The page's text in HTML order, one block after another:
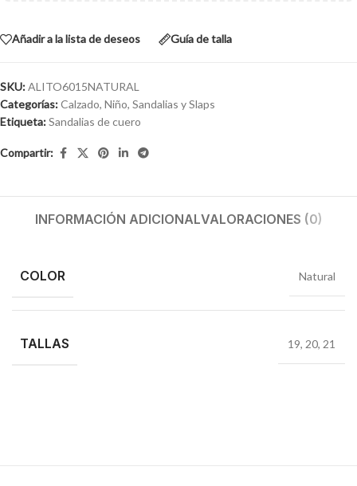
Añadir a la lista de deseos Guía de talla
SKU:ALITO6015NATURAL
Categorías:Calzado, Niño, Sandalias y Slaps
Etiqueta:Sandalias de cuero
Compartir:
INFORMACIÓN ADICIONALVALORACIONES (0)
COLOR Natural
TALLAS 19, 20, 21